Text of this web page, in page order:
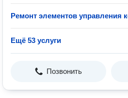
Ремонт элементов управления
Ещё 53 услуги
Позвонить